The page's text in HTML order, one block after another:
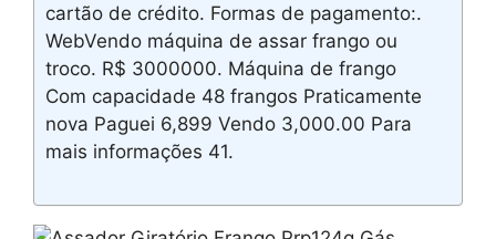
cartão de crédito. Formas de pagamento:.
WebVendo máquina de assar frango ou
troco. R$ 3000000. Máquina de frango
Com capacidade 48 frangos Praticamente
nova Paguei 6,899 Vendo 3,000.00 Para
mais informações 41.